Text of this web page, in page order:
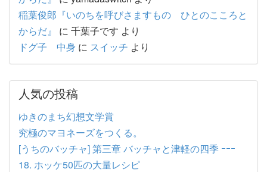
稲葉俊郎『いのちを呼びさますもの ひとのこころと
からだ』
に 千葉子です より
ドグ子 中身 に スイッチ より
人気の投稿
ゆきのまち幻想文学賞
究極のマヨネーズをつくる。
[うちのバッチャ] 第三章 バッチャと津軽の四季 ｰｰｰ
18. ホッケ50匹の大量レシピ